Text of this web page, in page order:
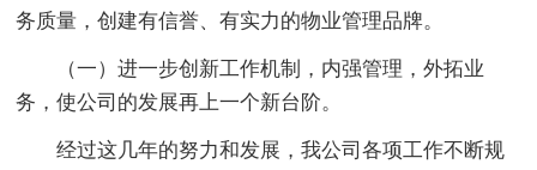
务质量，创建有信誉、有实力的物业管理品牌。
（一）进一步创新工作机制，内强管理，外拓业
务，使公司的发展再上一个新台阶。
经过这几年的努力和发展，我公司各项工作不断规